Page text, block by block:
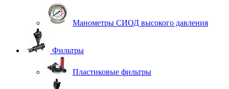
Манометры СИОД высокого давления
Фильтры
Пластиковые фильтры